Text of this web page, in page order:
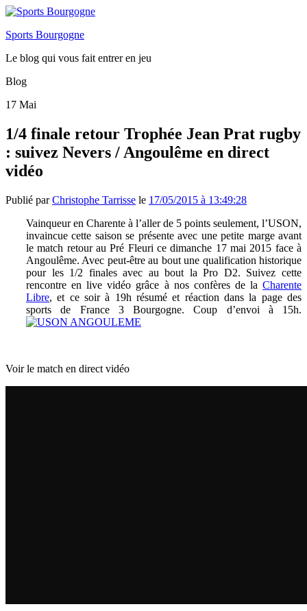
Sports Bourgogne
Le blog qui vous fait entrer en jeu
Blog
17 Mai
1/4 finale retour Trophée Jean Prat rugby
: suivez Nevers / Angoulême en direct
vidéo
Publié parChristophe Tarrisse le 17/05/2015 à 13:49:28
Vainqueur en Charente à l’aller de 5 points seulement, l’USON,
invaincue cette saison se présente avec une petite marge avant
le match retour au Pré Fleuri ce dimanche 17 mai 2015 face à
Angoulême. Avec peut-être au bout une qualification historique
pour les 1/2 finales avec au bout la Pro D2. Suivez cette
rencontre en live vidéo grâce à nos confères de la Charente
Libre, et ce soir à 19h résumé et réaction dans la page des
sports de France 3 Bourgogne. Coup d’envoi à 15h.
Voir le match en direct vidéo